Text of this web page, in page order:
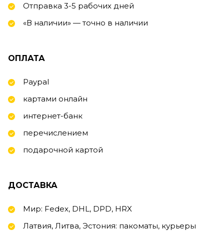
Отправка 3-5 рабочих дней
«В наличии» — точно в наличии
ОПЛАТА
Paypal
картами онлайн
интернет-банк
перечислением
подарочной картой
ДОСТАВКА
Мир: Fedex, DHL, DPD, HRX
Латвия, Литва, Эстония: пакоматы, курьеры